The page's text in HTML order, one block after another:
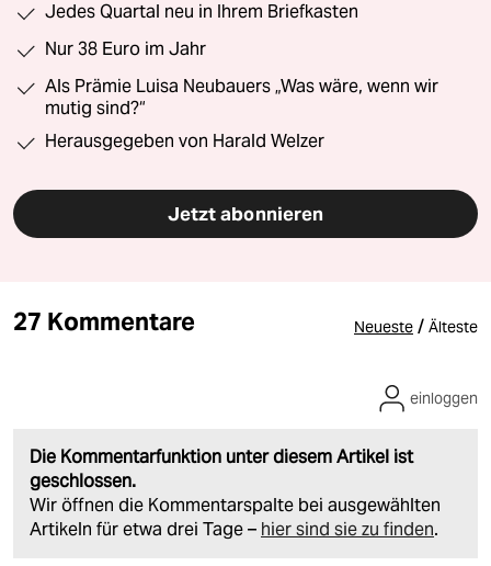
Jedes Quartal neu in Ihrem Briefkasten
Nur 38 Euro im Jahr
Als Prämie Luisa Neubauers „Was wäre, wenn wir
mutig sind?“
Herausgegeben von Harald Welzer
Jetzt abonnieren
27 Kommentare Neueste / Älteste
Die Kommentarfunktion unter diesem Artikel ist
geschlossen.
Wir öffnen die Kommentarspalte bei ausgewählten
Artikeln für etwa drei Tage – hier sind sie zu finden.
einloggen